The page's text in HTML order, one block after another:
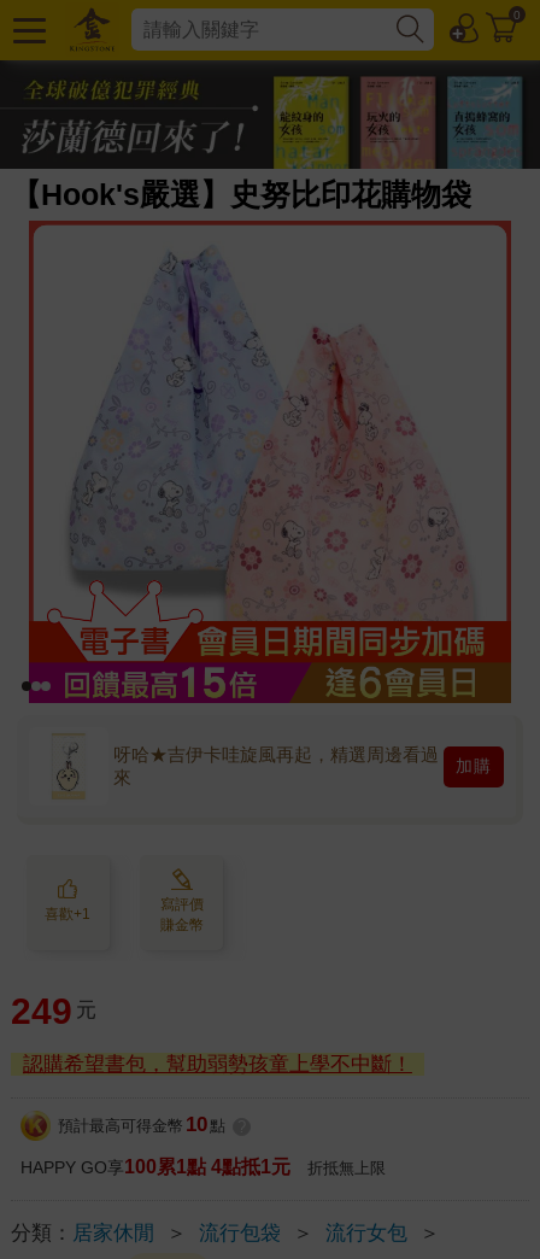
0
【Hook's嚴選】史努比印花購物袋
呀哈★吉伊卡哇旋風再起，精選周邊看過
來
加購
喜歡+1
寫評價
賺金幣
249 元
認購希望書包，幫助弱勢孩童上學不中斷！
預計最高可得金幣 10 點
HAPPY GO享100累1點 4點抵1元 折抵無上限
分類： 居家休閒 ＞ 流行包袋 ＞ 流行女包
＞